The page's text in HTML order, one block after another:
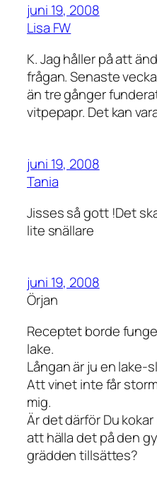
juni 19, 2008
Lisa FW
K. Jag håller på att
frågan. Senaste
än tre gånger
vitpepapr. Det kan
juni 19, 2008
Tania
Jisses så gott !Det
lite snällare
juni 19, 2008
Örjan
Receptet borde
lake.
Långan är ju en lake-
Att vinet inte får
mig.
Är det därför Du
att hälla det på den
grädden tillsättes?